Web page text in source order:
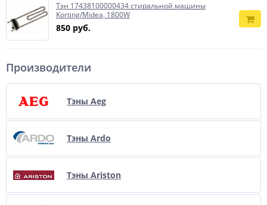
Тэн 17438100000434 стиральной машины
Korting/Midea, 1800W
850 руб.
Производители
Тэны Aeg
Тэны Ardo
Тэны Ariston